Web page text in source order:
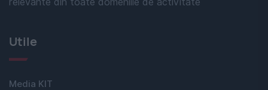
Utile
Media KIT